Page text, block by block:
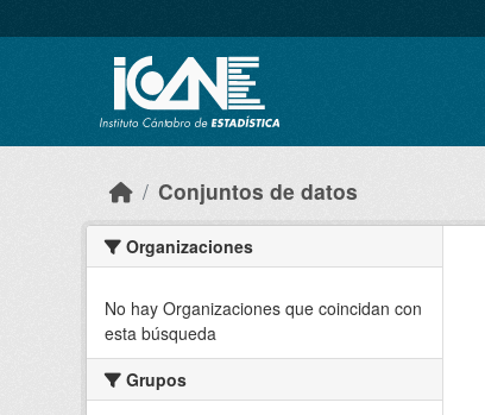
Conjuntos de datos
Organizaciones
No hay Organizaciones que coincidan con
esta búsqueda
Grupos